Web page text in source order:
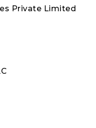
Private Limited